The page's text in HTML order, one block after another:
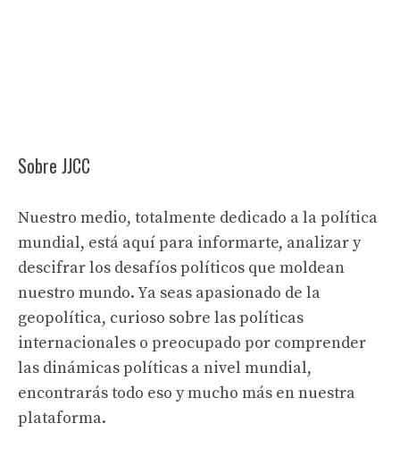
Sobre JJCC
Nuestro medio, totalmente dedicado a la política
mundial, está aquí para informarte, analizar y
descifrar los desafíos políticos que moldean
nuestro mundo. Ya seas apasionado de la
geopolítica, curioso sobre las políticas
internacionales o preocupado por comprender
las dinámicas políticas a nivel mundial,
encontrarás todo eso y mucho más en nuestra
plataforma.